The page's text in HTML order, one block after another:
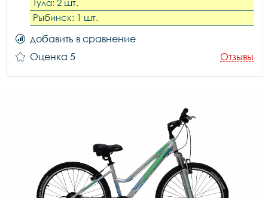
Тула: 2 шт.
Рыбинск: 1 шт.
добавить в сравнение
Оценка 5
Отзывы